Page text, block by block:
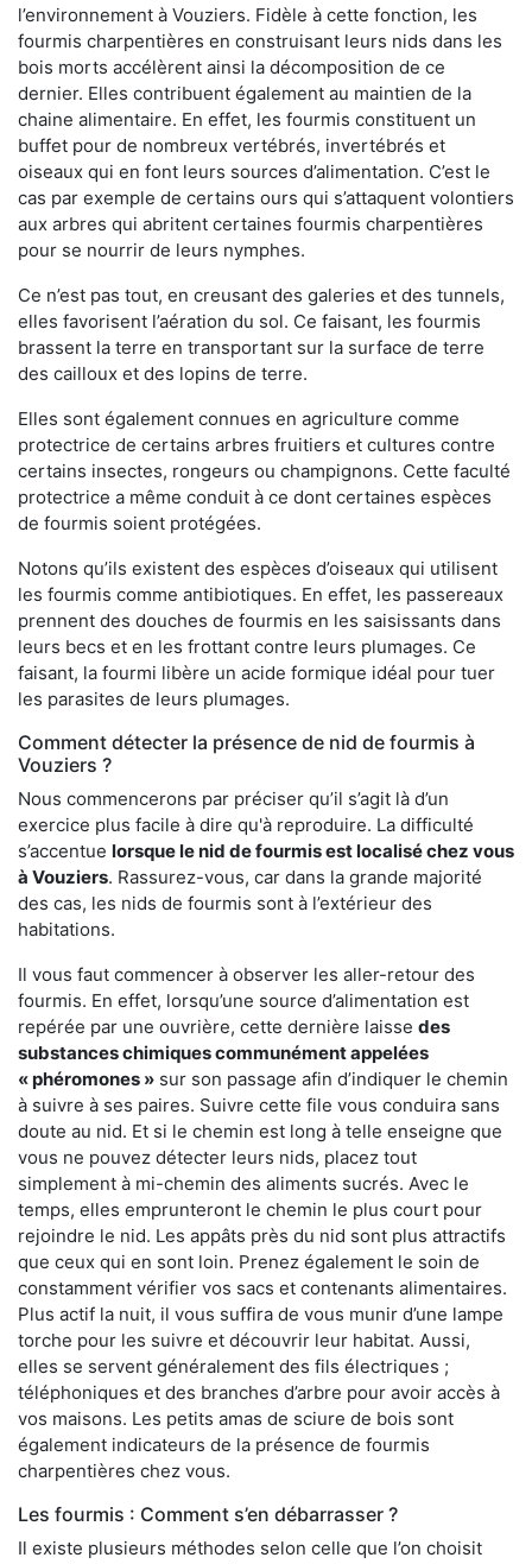
l’environnement à Vouziers. Fidèle à cette fonction, les
fourmis charpentières en construisant leurs nids dans les
bois morts accélèrent ainsi la décomposition de ce
dernier. Elles contribuent également au maintien de la
chaine alimentaire. En effet, les fourmis constituent un
buffet pour de nombreux vertébrés, invertébrés et
oiseaux qui en font leurs sources d’alimentation. C’est le
cas par exemple de certains ours qui s’attaquent volontiers
aux arbres qui abritent certaines fourmis charpentières
pour se nourrir de leurs nymphes.
Ce n’est pas tout, en creusant des galeries et des tunnels,
elles favorisent l’aération du sol. Ce faisant, les fourmis
brassent la terre en transportant sur la surface de terre
des cailloux et des lopins de terre.
Elles sont également connues en agriculture comme
protectrice de certains arbres fruitiers et cultures contre
certains insectes, rongeurs ou champignons. Cette faculté
protectrice a même conduit à ce dont certaines espèces
de fourmis soient protégées.
Notons qu’ils existent des espèces d’oiseaux qui utilisent
les fourmis comme antibiotiques. En effet, les passereaux
prennent des douches de fourmis en les saisissants dans
leurs becs et en les frottant contre leurs plumages. Ce
faisant, la fourmi libère un acide formique idéal pour tuer
les parasites de leurs plumages.
Comment détecter la présence de nid de fourmis à
Vouziers ?
Nous commencerons par préciser qu’il s’agit là d’un
exercice plus facile à dire qu'à reproduire. La difficulté
s’accentue lorsque le nid de fourmis est localisé chez vous
à Vouziers. Rassurez-vous, car dans la grande majorité
des cas, les nids de fourmis sont à l’extérieur des
habitations.
Il vous faut commencer à observer les aller-retour des
fourmis. En effet, lorsqu’une source d’alimentation est
repérée par une ouvrière, cette dernière laisse des
substances chimiques communément appelées
« phéromones » sur son passage afin d’indiquer le chemin
à suivre à ses paires. Suivre cette file vous conduira sans
doute au nid. Et si le chemin est long à telle enseigne que
vous ne pouvez détecter leurs nids, placez tout
simplement à mi-chemin des aliments sucrés. Avec le
temps, elles emprunteront le chemin le plus court pour
rejoindre le nid. Les appâts près du nid sont plus attractifs
que ceux qui en sont loin. Prenez également le soin de
constamment vérifier vos sacs et contenants alimentaires.
Plus actif la nuit, il vous suffira de vous munir d’une lampe
torche pour les suivre et découvrir leur habitat. Aussi,
elles se servent généralement des fils électriques ;
téléphoniques et des branches d’arbre pour avoir accès à
vos maisons. Les petits amas de sciure de bois sont
également indicateurs de la présence de fourmis
charpentières chez vous.
Les fourmis : Comment s’en débarrasser ?
Il existe plusieurs méthodes selon celle que l’on choisit